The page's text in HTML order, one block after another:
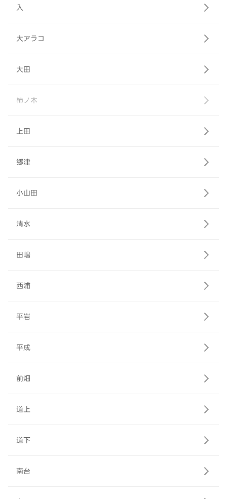
入
大アラコ
大田
柿ノ木
上田
郷津
小山田
清水
田嶋
西浦
平岩
平成
前畑
道上
道下
南台